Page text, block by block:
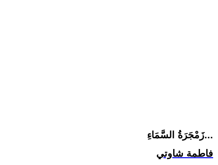
زَمْجَرَةُ السَّمَاءِ...
فاطمة شاوتي